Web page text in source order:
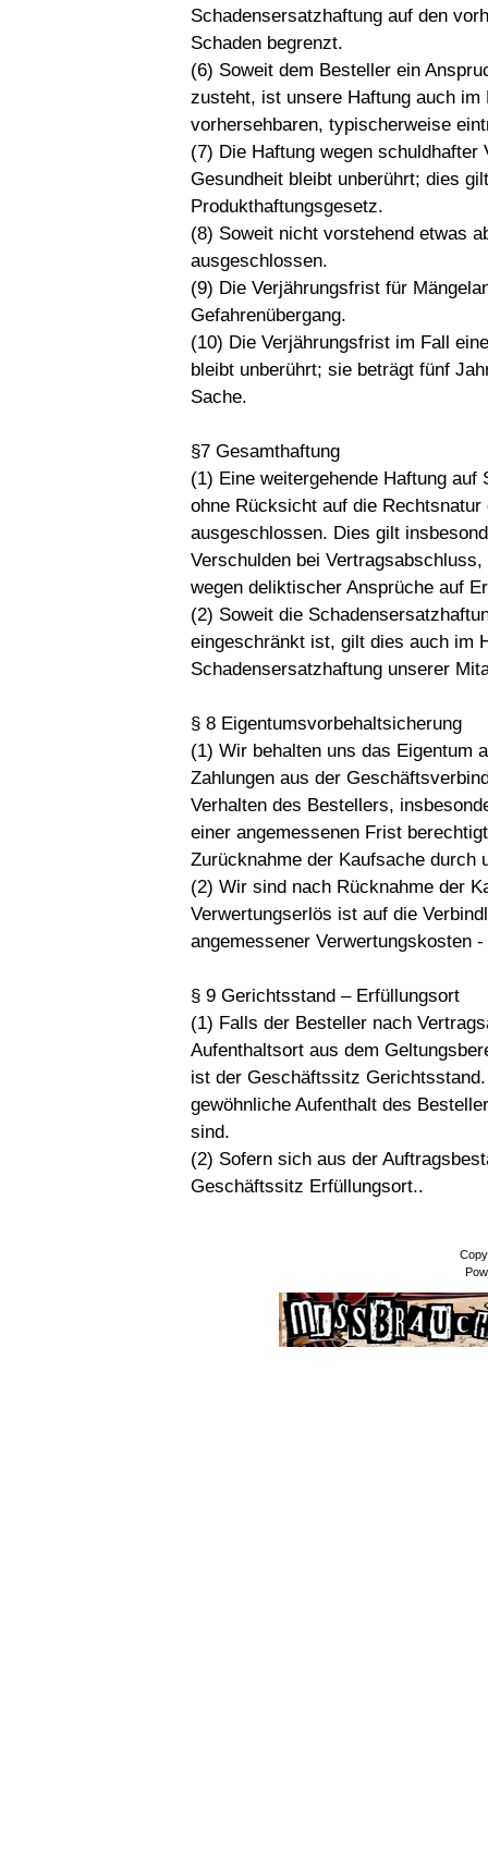
Schadensersatzhaftung auf den
Schaden begrenzt.
(6) Soweit dem Besteller ein
zusteht, ist unsere Haftung auch
vorhersehbaren, typischerweise
(7) Die Haftung wegen
Gesundheit bleibt unberührt; dies
Produkthaftungsgesetz.
(8) Soweit nicht vorstehend etwas
ausgeschlossen.
(9) Die Verjährungsfrist für
Gefahrenübergang.
(10) Die Verjährungsfrist im Fall
bleibt unberührt; sie beträgt fünf
Sache.
§7 Gesamthaftung
(1) Eine weitergehende Haftung
ohne Rücksicht auf die
ausgeschlossen. Dies gilt
Verschulden bei
wegen deliktischer Ansprüche auf
(2) Soweit die
eingeschränkt ist, gilt dies auch im
Schadensersatzhaftung unserer
§ 8 Eigentumsvorbehaltsicherung
(1) Wir behalten uns das Eigentum
Zahlungen aus der
Verhalten des Bestellers,
einer angemessenen Frist
Zurücknahme der Kaufsache
(2) Wir sind nach Rücknahme der
Verwertungserlös ist auf die
angemessener Verwertungskosten
§ 9 Gerichtsstand – Erfüllungsort
(1) Falls der Besteller nach
Aufenthaltsort aus dem
ist der Geschäftssitz
gewöhnliche Aufenthalt des
sind.
(2) Sofern sich aus der
Geschäftssitz Erfüllungsort..